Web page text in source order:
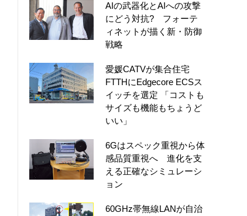
AIの武器化とAIへの攻撃
にどう対抗? フォーテ
ィネットが描く新・防御
戦略
愛媛CATVが集合住宅
FTTHにEdgecore ECSス
イッチを選定 「コストも
サイズも機能もちょうど
いい」
6Gはスペック重視から体
感品質重視へ 進化を支
える正確なシミュレーシ
ョン
60GHz帯無線LANが自治